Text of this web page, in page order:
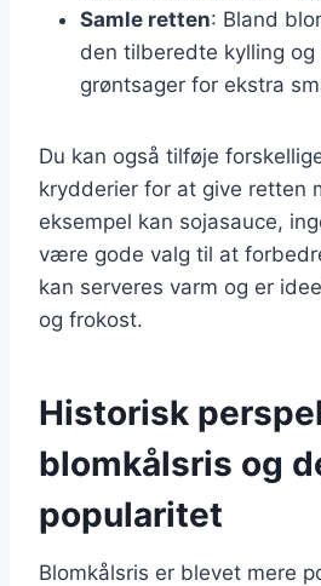
Samle retten: Bland
den tilberedte kylling
grøntsager for ekstra
Du kan også tilføje
krydderier for at give retten
eksempel kan sojasauce,
være gode valg til at
kan serveres varm og er
og frokost.
Historisk
blomkålsris og
popularitet
Blomkålsris er blevet mere